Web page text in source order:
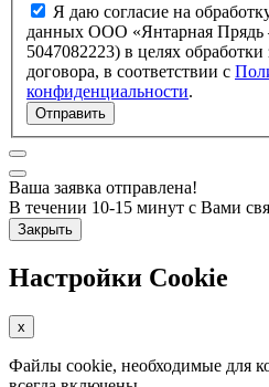
Я даю согласие на
данных ООО «Янтарная
5047082223) в целях обработки запроса и заключение
договора, в соответствии с
конфиденциальности.
Отправить
Ваша заявка отправлена!
В течении 10-15 минут с Вами
Закрыть
Настройки Cookie
x
Файлы cookie, необходимые для